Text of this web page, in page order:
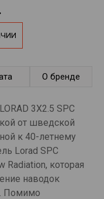
О бренде
3X2.5 SPC
от шведской
к 40-летнему
Lorad SPC
Radiation, которая
наводок
Помимо